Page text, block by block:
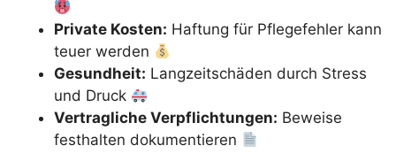
Private Kosten: Haftung für Pflegefehler kann
teuer werden
Gesundheit: Langzeitschäden durch Stress
und Druck
Vertragliche Verpflichtungen: Beweise
festhalten dokumentieren